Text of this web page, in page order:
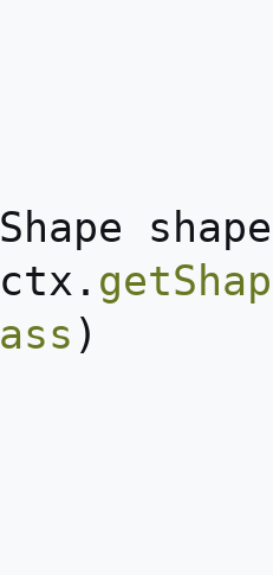
Shape
ctx .
ass )